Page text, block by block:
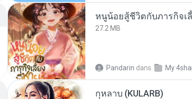
หนูน้อยสู้ชีวิตกับภารกิจเ
27.2 MB
Pandarin dans My
กุหลาบ (KULARB)